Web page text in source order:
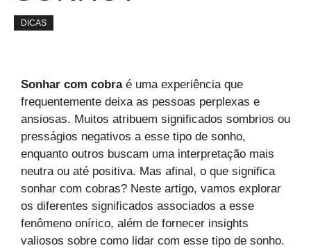
DICAS
Sonhar com cobraé uma experiência que
frequentemente deixa as pessoas perplexas e
ansiosas. Muitos atribuem significados sombrios ou
presságios negativos a esse tipo de sonho,
enquanto outros buscam uma interpretação mais
neutra ou até positiva. Mas afinal, o que significa
sonhar com cobras? Neste artigo, vamos explorar
os diferentes significados associados a esse
fenômeno onírico, além de fornecer insights
valiosos sobre como lidar com esse tipo de sonho.